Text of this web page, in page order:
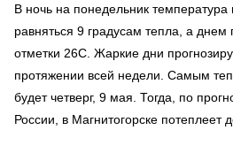
В ночь на понедельник температура
равняться 9 градусам тепла, а
отметки 26С. Жаркие дни
протяжении всей недели. Самым
будет четверг, 9 мая. Тогда, по
России, в Магнитогорске потеплеет